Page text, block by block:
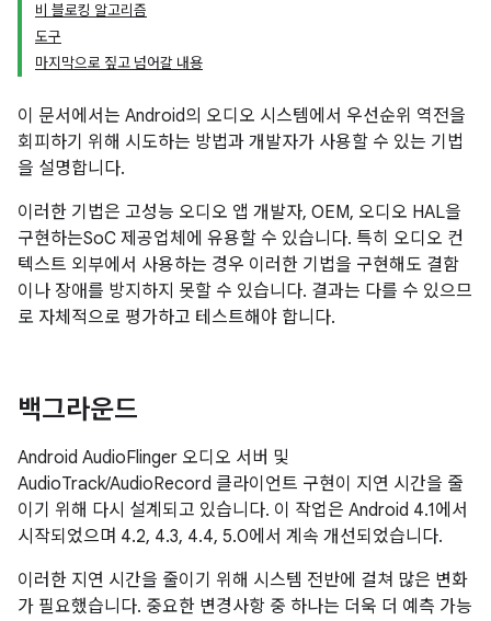
비 블로킹 알고리즘
도구
마지막으로 짚고 넘어갈 내용
이 문서에서는 Android의 오디오 시스템에서 우선순위 역전을
회피하기 위해 시도하는 방법과 개발자가 사용할 수 있는 기법
을 설명합니다.
이러한 기법은 고성능 오디오 앱 개발자, OEM, 오디오 HAL을
구현하는SoC 제공업체에 유용할 수 있습니다. 특히 오디오 컨
텍스트 외부에서 사용하는 경우 이러한 기법을 구현해도 결함
이나 장애를 방지하지 못할 수 있습니다. 결과는 다를 수 있으므
로 자체적으로 평가하고 테스트해야 합니다.
백그라운드
Android AudioFlinger 오디오 서버 및
AudioTrack/AudioRecord 클라이언트 구현이 지연 시간을 줄
이기 위해 다시 설계되고 있습니다. 이 작업은 Android 4.1에서
시작되었으며 4.2, 4.3, 4.4, 5.0에서 계속 개선되었습니다.
이러한 지연 시간을 줄이기 위해 시스템 전반에 걸쳐 많은 변화
가 필요했습니다. 중요한 변경사항 중 하나는 더욱 더 예측 가능